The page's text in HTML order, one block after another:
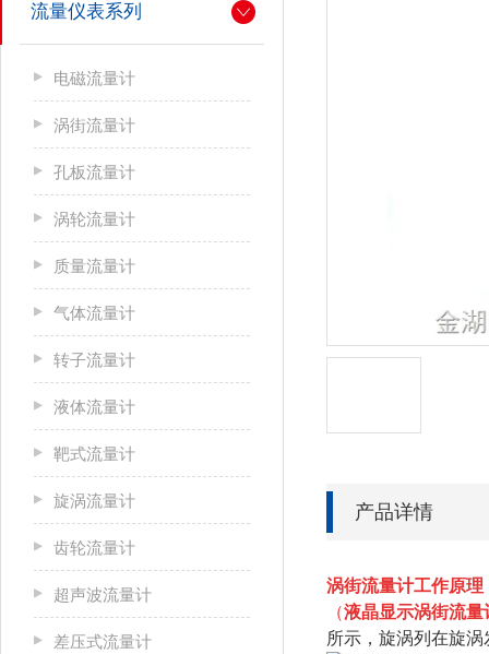
流量仪表系列
电磁流量计
涡街流量计
孔板流量计
涡轮流量计
质量流量计
气体流量计
转子流量计
液体流量计
靶式流量计
旋涡流量计
齿轮流量计
超声波流量计
差压式流量计
产品详情
涡街流量计工作原理
（液晶显示涡街流量
所示，旋涡列在旋